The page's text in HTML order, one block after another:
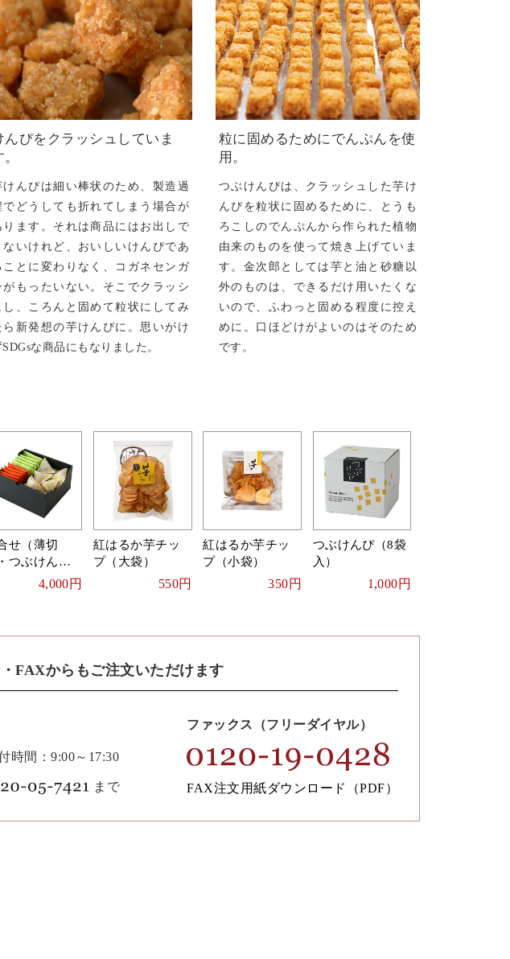
んぴをクラッシュしていま
けんぴは細い棒状のため、製造過
でどうしても折れてしまう場合が
ります。それは商品にはお出しで
ないけれど、おいしいけんぴであ
ことに変わりなく、コガネセンガ
がもったいない。そこでクラッシ
し、ころんと固めて粒状にしてみ
ら新発想の芋けんぴに。思いがけ
SDGsな商品にもなりました。
粒に固めるためにでんぷんを使
用。
つぶけんぴは、クラッシュした芋け
んぴを粒状に固めるために、とうも
ろこしのでんぷんから作られた植物
由来のものを使って焼き上げていま
す。金次郎としては芋と油と砂糖以
外のものは、できるだけ用いたくな
いので、ふわっと固める程度に控え
めに。口ほどけがよいのはそのため
です。
せ（薄切
つぶけん
4,000円
紅はるか芋チッ
プ（大袋）
550円
紅はるか芋チッ
プ（小袋）
350円
つぶけんぴ（8袋
入）
1,000円
FAXからもご注文いただけます
時間：9:00～17:30
まで
ファックス（フリーダイヤル）
FAX注文用紙ダウンロード（PDF）